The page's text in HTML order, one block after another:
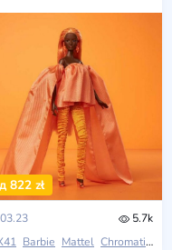
822 zł
5.7k
Barbie Mattel Chromatic Couture